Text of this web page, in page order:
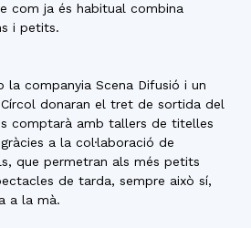
com ja és habitual combina
i petits.
la companyia Scena Difusió i un
donaran el tret de sortida del
comptarà amb tallers de titelles
a la col·laboració de
que permetran als més petits
de tarda, sempre això sí,
a la mà.